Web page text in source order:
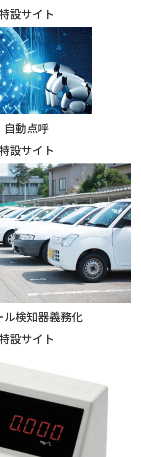
設サイト
自動点呼
設サイト
ル検知器義務化
設サイト